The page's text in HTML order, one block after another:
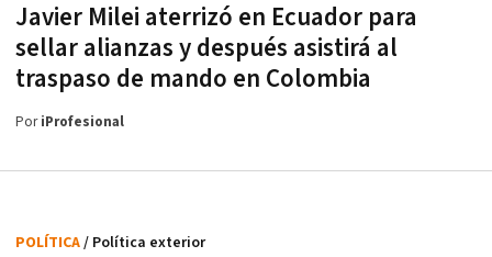
Javier Milei aterrizó en Ecuador para
sellar alianzas y después asistirá al
traspaso de mando en Colombia
PoriProfesional
POLÍTICA/ Política exterior